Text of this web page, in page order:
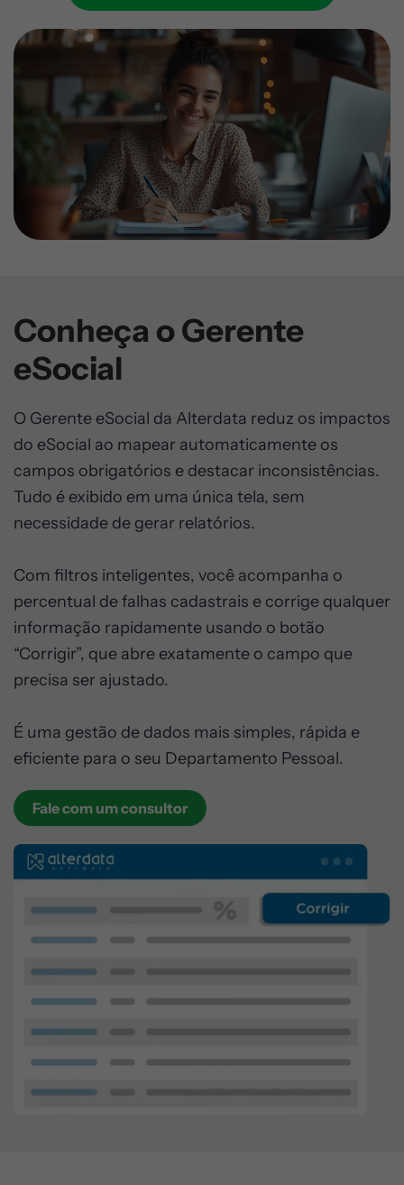
Conheça oGerente
eSocial
O Gerente eSocial da Alterdata reduz os impactos
do eSocial ao mapear automaticamente os
campos obrigatórios e destacar inconsistências.
Tudo é exibido em uma única tela, sem
necessidade de gerar relatórios.
Com filtros inteligentes, você acompanha o
percentual de falhas cadastrais e corrige qualquer
informação rapidamente usando o botão
“Corrigir”, que abre exatamente o campo que
precisa ser ajustado.
É uma gestão de dados mais simples, rápida e
eficiente para o seu Departamento Pessoal.
Fale com um consultor